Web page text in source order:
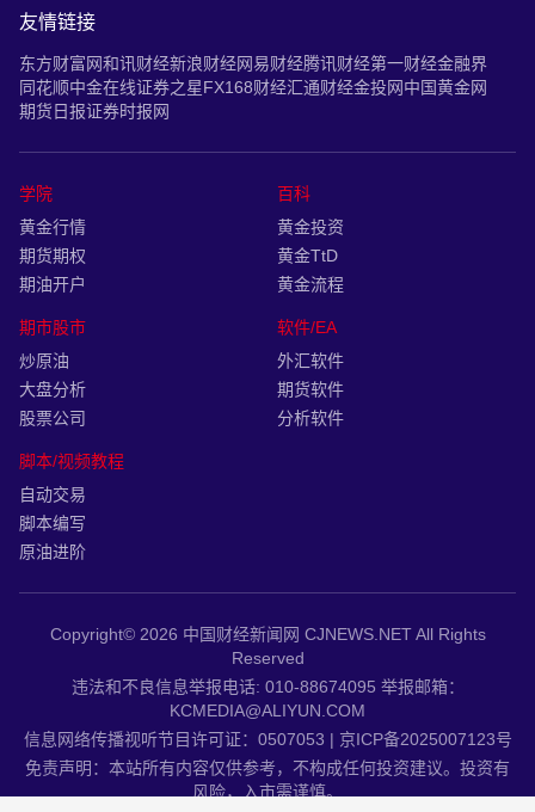
友情链接
东方财富网和讯财经新浪财经网易财经腾讯财经第一财经金融界
同花顺中金在线证券之星FX168财经汇通财经金投网中国黄金网
期货日报证券时报网
学院
黄金行情
期货期权
期油开户
百科
黄金投资
黄金TtD
黄金流程
期市股市
炒原油
大盘分析
股票公司
软件/EA
外汇软件
期货软件
分析软件
脚本/视频教程
自动交易
脚本编写
原油进阶
Copyright© 2026 中国财经新闻网 CJNEWS.NET All Rights
Reserved
违法和不良信息举报电话: 010-88674095 举报邮箱：
KCMEDIA@ALIYUN.COM
信息网络传播视听节目许可证：0507053 | 京ICP备2025007123号
免责声明：本站所有内容仅供参考，不构成任何投资建议。投资有
风险，入市需谨慎。